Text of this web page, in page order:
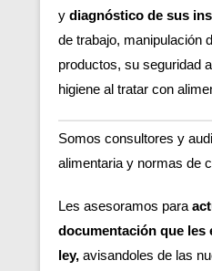
y diagnóstico de sus
de trabajo, manipulación
productos, su seguridad
higiene al tratar con
Somos consultores y
alimentaria y normas de
Les asesoramos para
documentación que les
ley, avisandoles de las